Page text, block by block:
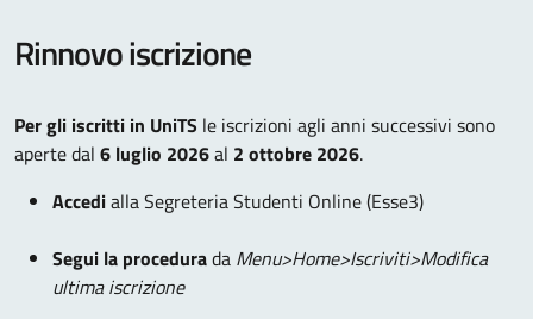
Rinnovo iscrizione
Per gli iscritti in UniTS le iscrizioni agli anni successivi sono
aperte dal 6 luglio 2026al 2 ottobre 2026.
Accedialla Segreteria Studenti Online (Esse3)
Segui la procedurada Menu>Home>Iscriviti>Modifica
ultima iscrizione